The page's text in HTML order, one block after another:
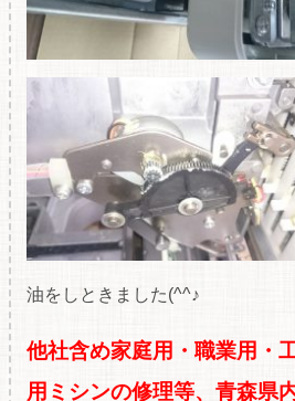
油をしときました(^^♪
他社含め家庭用・職業用・
用ミシンの修理等、青森県